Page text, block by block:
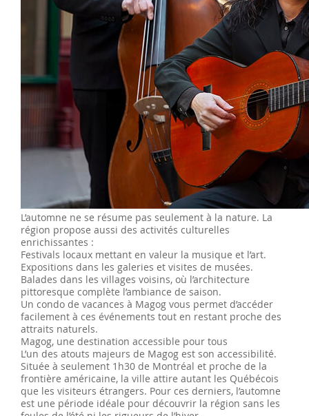
L’automne ne se résume pas seulement à la nature. La
région propose aussi des activités culturelles
enrichissantes :
Festivals locaux mettant en valeur la musique et l’art.
Expositions dans les galeries et visites de musées.
Balades dans les villages voisins, où l’architecture
pittoresque complète l’ambiance de saison.
Un condo de vacances à Magog vous permet d’accéder
facilement à ces événements tout en restant proche des
attraits naturels.
Magog, une destination accessible pour tous
L’un des atouts majeurs de Magog est son accessibilité.
Située à seulement 1h30 de Montréal et proche de la
frontière américaine, la ville attire autant les Québécois
que les visiteurs étrangers. Pour ces derniers, l’automne
est une période idéale pour découvrir la région sans les